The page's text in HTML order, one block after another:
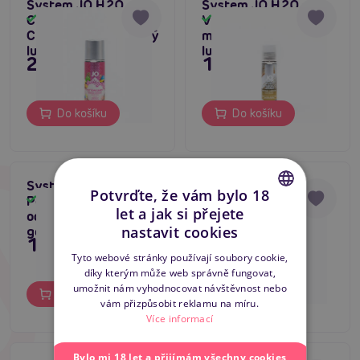
System JO H2O
Candy Shop Cotton
Candy (60 ml), sladký
lubrikační gel
269 Kč
Do košíku
System JO H2O
Vanilla Cream (30
ml), ochucený
lubrikační gel
179 Kč
Do košíku
System JO H2O
Peachy Lips (30 ml),
ochucený lubrikační
gel
179 Kč
Do košíku
System JO H2O
Coctails Sex On The
Beach (60 ml),
ochucený lubrikační
Skladem
249 Kč
Do košíku
ENGLISH
Potvrďte, že vám bylo 18
let a jak si přejete
nastavit cookies
Tyto webové stránky používají soubory cookie,
díky kterým může web správně fungovat,
umožnit nám vyhodnocovat návštěvnost nebo
vám přizpůsobit reklamu na míru.
Více informací
Bylo mi 18 let a přijímám všechny cookies